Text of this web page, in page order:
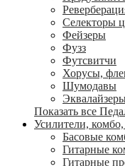
Селекторы
Фейзеры
Фузз
Футсвитчи
Хорусы,
Шумодавы
Показать все
Усилители,
Басовые
Гитарные
Гитарные